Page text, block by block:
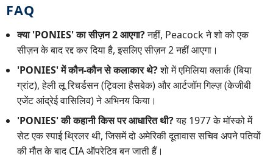
FAQ
क्या 'PONIES' का सीज़न 2 आएगा?नहीं, Peacock ने शो को एक
सीज़न के बाद रद्द कर दिया है, इसलिए सीज़न 2 नहीं आएगा।
'PONIES' में कौन-कौन से कलाकार थे?शो में एमिलिया क्लार्क (बिया
ग्रांट), हेली लू रिचर्डसन (ट्विला हैसबेक) और आर्टजॉम गिल्ज़ (केजीबी
एजेंट आंद्रेई वासिलिव) ने अभिनय किया।
'PONIES' की कहानी किस पर आधारित थी?यह 1977 के मॉस्को में
सेट एक स्पाई थ्रिलर थी, जिसमें दो अमेरिकी दूतावास सचिव अपने पतियों
की मौत के बाद CIA ऑपरेटिव बन जाती हैं।